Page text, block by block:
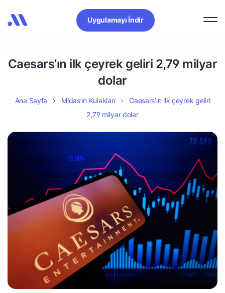
Uygulamayı İndir
Caesars’ın ilk çeyrek geliri 2,79 milyar
dolar
Ana Sayfa Midas’ın Kulakları
Caesars’ın ilk çeyrek geliri
2,79 milyar dolar